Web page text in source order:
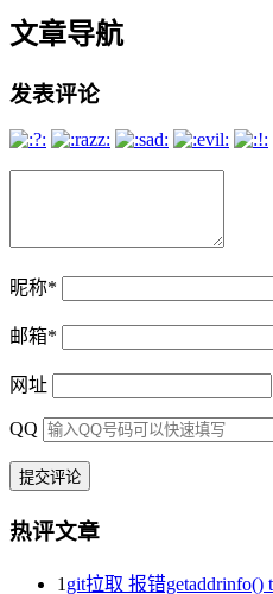
文章导航
发表评论
昵称*
邮箱*
网址
QQ
热评文章
1 git拉取 报错getaddrinfo()